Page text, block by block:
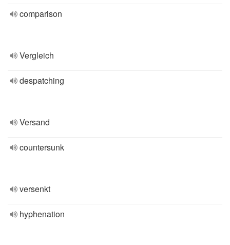
comparison
Vergleich
despatching
Versand
countersunk
versenkt
hyphenation